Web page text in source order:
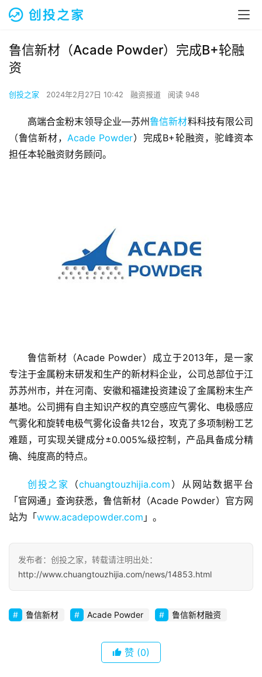
页
融
资
报
道
业
观
察
初
创
投稿
鲁信新材（Acade Powder）完成B+轮融
资
创投之家 2024年2月27日 10:42 融资报道 阅读 948
高端合金粉末领导企业—苏州鲁信新材料科技有限公司
（鲁信新材，Acade Powder）完成B+轮融资，驼峰资本
担任本轮融资财务顾问。
鲁信新材（Acade Powder）成立于2013年，是一家
专注于金属粉末研发和生产的新材料企业，公司总部位于江
苏苏州市，并在河南、安徽和福建投资建设了金属粉末生产
基地。公司拥有自主知识产权的真空感应气雾化、电极感应
气雾化和旋转电极气雾化设备共12台，攻克了多项制粉工艺
难题，可实现关键成分±0.005‰级控制，产品具备成分精
确、纯度高的特点。
创投之家 （chuangtouzhijia.com ）从网站数据平台
「官网通」查询获悉，鲁信新材（Acade Powder）官方网
站为「www.acadepowder.com 」。
发布者：创投之家，转载请注明出处：
http://www.chuangtouzhijia.com/news/14853.html
鲁信新材 Acade Powder 鲁信新材融资
赞 (0)